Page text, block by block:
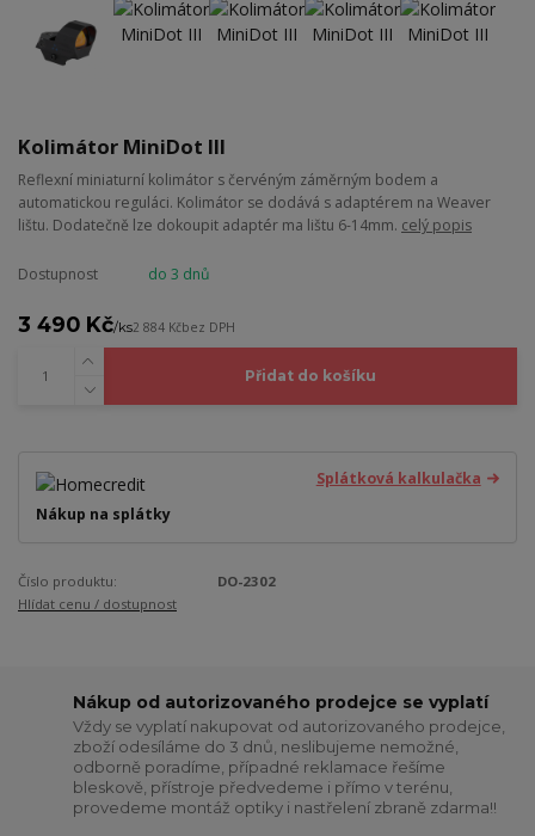
Kolimátor MiniDot III
Reflexní miniaturní kolimátor s červéným záměrným bodem a
automatickou reguláci. Kolimátor se dodává s adaptérem na Weaver
lištu. Dodatečně lze dokoupit adaptér ma lištu 6-14mm. celý popis
Dostupnost do 3 dnů
3 490 Kč/ks2 884 Kčbez DPH
Přidat do košíku
Splátková kalkulačka
Nákup na splátky
Číslo produktu:
DO-2302
Hlídat cenu / dostupnost
Nákup od autorizovaného prodejce se vyplatí
Vždy se vyplatí nakupovat od autorizovaného prodejce,
zboží odesíláme do 3 dnů, neslibujeme nemožné,
odborně poradíme, případné reklamace řešíme
bleskově, přístroje předvedeme i přímo v terénu,
provedeme montáž optiky i nastřelení zbraně zdarma!!